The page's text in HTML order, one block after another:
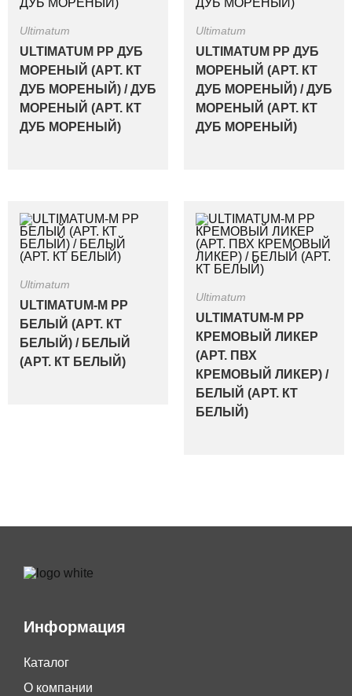
Ultimatum
ULTIMATUM PP ДУБ
МОРЕНЫЙ (АРТ. КТ
ДУБ МОРЕНЫЙ) / ДУБ
МОРЕНЫЙ (АРТ. КТ
ДУБ МОРЕНЫЙ)
Ultimatum
ULTIMATUM PP ДУБ
МОРЕНЫЙ (АРТ. КТ
ДУБ МОРЕНЫЙ) / ДУБ
МОРЕНЫЙ (АРТ. КТ
ДУБ МОРЕНЫЙ)
Ultimatum
ULTIMATUM-M PP
БЕЛЫЙ (АРТ. КТ
БЕЛЫЙ) / БЕЛЫЙ
(АРТ. КТ БЕЛЫЙ)
Ultimatum
ULTIMATUM-M PP
КРЕМОВЫЙ ЛИКЕР
(АРТ. ПВХ
КРЕМОВЫЙ ЛИКЕР) /
БЕЛЫЙ (АРТ. КТ
БЕЛЫЙ)
Информация
Каталог
О компании